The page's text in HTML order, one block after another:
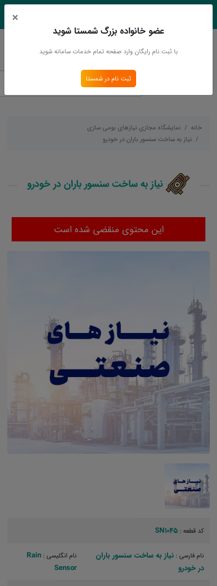
ورود
خانه
نمایشگاه مجازی نیازهای بومی سازی
نیاز به ساخت سنسور باران در خودرو
نیاز به ساخت سنسور باران در خودرو
این محتوی منقضی شده است
کد قطعه : SN1045
نام فارسی : نیاز به ساخت سنسور باران
در خودرو
نام انگلیسی : Rain
Sensor
×
عضو خانواده بزرگ شمستا شوید
با ثبت نام رایگان وارد صفحه تمام خدمات سامانه شوید
ثبت نام در شمستا